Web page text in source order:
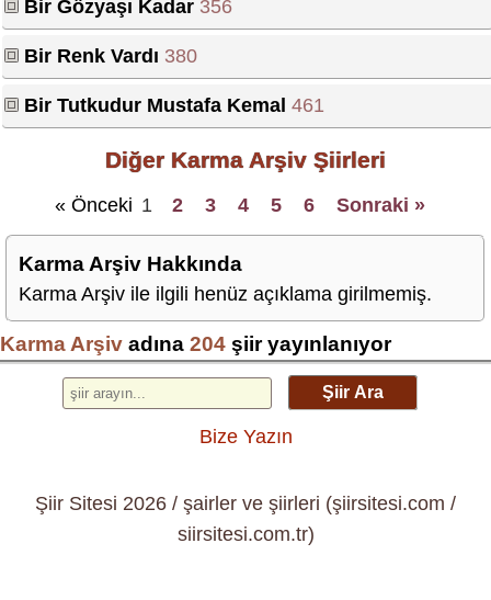
Bir Gözyaşı Kadar 356
Bir Renk Vardı 380
Bir Tutkudur Mustafa Kemal 461
Diğer Karma Arşiv Şiirleri
« Önceki 1 2 3 4 5 6 Sonraki »
Karma Arşiv Hakkında
Karma Arşiv ile ilgili henüz açıklama girilmemiş.
Karma Arşiv adına 204 şiir yayınlanıyor
Şiir Ara
Bize Yazın
Şiir Sitesi 2026 / şairler ve şiirleri (şiirsitesi.com /
siirsitesi.com.tr)